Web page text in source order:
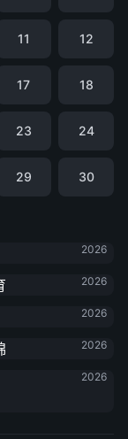
11 12
17 18
23 24
29 30
2026
2026
2026
2026
2026